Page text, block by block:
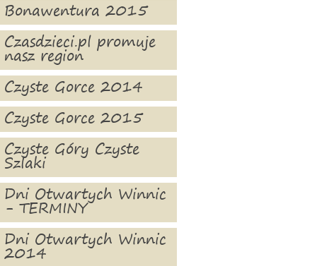
Bonawentura 2015
Czasdzieci.pl promuje
nasz region
Czyste Gorce 2014
Czyste Gorce 2015
Czyste Góry Czyste
Szlaki
Dni Otwartych Winnic
- TERMINY
Dni Otwartych Winnic
2014